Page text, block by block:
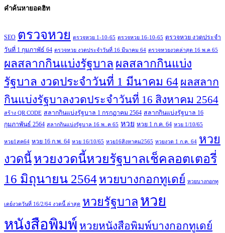
คำค้นหายอดฮิท
SEO ตรวจหวย ตรวจหวย 1-10-65 ตรวจหวย 16-10-65 ตรวจหวย งวดประจำ
วันที่ 1 กุมภาพัธ์ 64 ตรวจหวย งวดประจำวันที่ 16 มีนาคม 64 ตรวจหวยงวดล่าสุด 16 พ.ค 65
ผลสลากกินแบ่งรัฐบาล ผลสลากกินแบ่ง
รัฐบาล งวดประจำวันที่ 1 มีนาคม 64 ผลสลาก
กินแบ่งรัฐบาลงวดประจำวันที่ 16 สิงหาคม 2564
สร้าง QR CODE สลากกินแบ่งรัฐบาล 1 กรกฏาคม 2564 สลากกินแบ่งรัฐบาล 16
กุมภาพันธ์ 2564 สลากกินแบ่งรัฐบาล 16 พ..ค 65 หวย หวย 1 ก.ค. 64 หวย 1/10/65
หวย1สค64 หวย 16 ก.พ. 64 หวย 16/10/65 หวย16สิงหาคม2565 หวยงวด 1 ก.ค. 64 หวย
งวดนี้หวยงวดนี้หวยรัฐบาลเช็คลอตเตอรี่
16 มิถุนายน 2564 หวยบางกอกทูเดย์ หวยบางกอกทู
เดย์งวดวันที่ 16/2/64 งวดนี้ ล่าสุด หวยรัฐบาล หวย
หนังสือพิมพ์ หวยหนังสือพิมพ์บางกอกทูเดย์